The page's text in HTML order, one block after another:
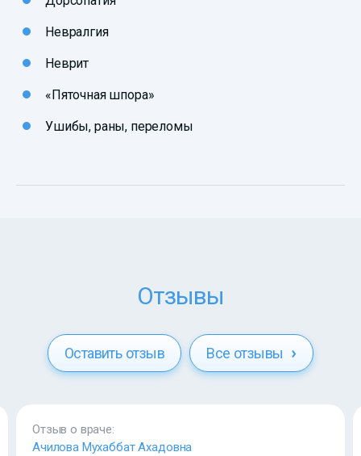
Невралгия
Неврит
«Пяточная шпора»
Ушибы, раны, переломы
Отзывы
Оставить отзыв Все отзывы
Отзыв о враче:
Ачилова Мухаббат Ахадовна